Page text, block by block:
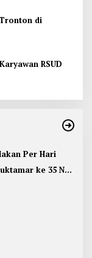
di
RSUD
Per Hari
ke 35 NU